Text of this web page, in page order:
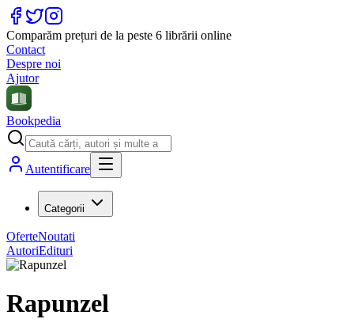
Comparăm prețuri de la peste 6 librării online
Contact
Despre noi
Ajutor
Bookpedia
Autentificare
Categorii
OferteNoutati
AutoriEdituri
Rapunzel